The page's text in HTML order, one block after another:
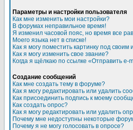
Параметры и настройки пользователя
Как мне изменить мои настройки?
В форумах неправильное время!
Я изменил часовой пояс, но время все
Моего языка нет в списке!
Как я могу поместить картинку под своим
Как я могу изменить свое звание?
Когда я щёлкаю по ссылке «Отправить e-
Создание сообщений
Как мне создать тему в форуме?
Как я могу редактировать или удалить
Как присоединить подпись к моему
Как создать опрос?
Как я могу редактировать или удалить
Почему мне недоступны некоторые
Почему я не могу голосовать в опросе?